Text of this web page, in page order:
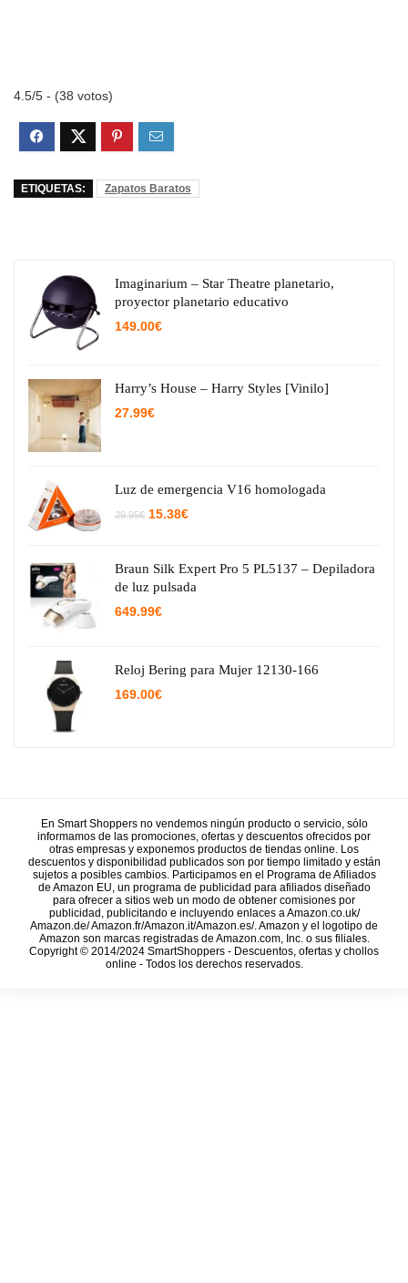
4.5/5 - (38 votos)
ETIQUETAS: Zapatos Baratos
Imaginarium – Star Theatre planetario,
proyector planetario educativo
149.00€
Harry’s House – Harry Styles [Vinilo]
27.99€
Luz de emergencia V16 homologada
29.95€ El
29.95€.
15.38€El
15.38€.
Braun Silk Expert Pro 5 PL5137 – Depiladora
de luz pulsada
649.99€
Reloj Bering para Mujer 12130-166
169.00€
En Smart Shoppers no vendemos ningún producto o servicio, sólo
informamos de las promociones, ofertas y descuentos ofrecidos por
otras empresas y exponemos productos de tiendas online. Los
descuentos y disponibilidad publicados son por tiempo limitado y están
sujetos a posibles cambios. Participamos en el Programa de Afiliados
de Amazon EU, un programa de publicidad para afiliados diseñado
para ofrecer a sitios web un modo de obtener comisiones por
publicidad, publicitando e incluyendo enlaces a Amazon.co.uk/
Amazon.de/ Amazon.fr/Amazon.it/Amazon.es/. Amazon y el logotipo de
Amazon son marcas registradas de Amazon.com, Inc. o sus filiales.
Copyright © 2014/2024 SmartShoppers - Descuentos, ofertas y chollos
online - Todos los derechos reservados.